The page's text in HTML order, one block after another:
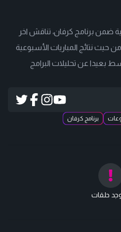
ضمن برنامج كرفان، تناقش اخر
حيث نتائج المباريات الأسبوعية
بعيدا عن تحليلات البرامج
برنامج كرفان
حلقات